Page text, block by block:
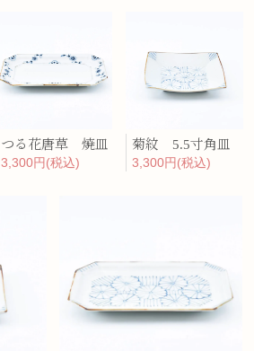
つる花唐草 焼皿
3,300円(税込)
菊紋 5.5寸角皿
3,300円(税込)